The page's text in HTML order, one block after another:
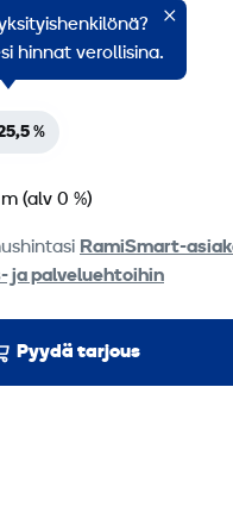
hinnat verollisina.
%
(alv 0 %)
RamiSmart-
ja palveluehtoihin
Pyydä tarjous